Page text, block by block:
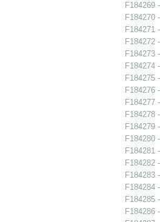
F184269
F184270
F184271
F184272
F184273
F184274
F184275
F184276
F184277
F184278
F184279
F184280
F184281
F184282
F184283
F184284
F184285
F184286